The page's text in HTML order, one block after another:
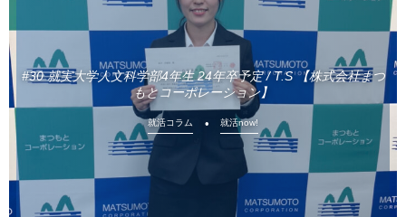
#30 就実大学人文科学部4年生 24年卒予定 / T.S 【株式会社まつ
もとコーポレーション】
就活コラム 就活now!